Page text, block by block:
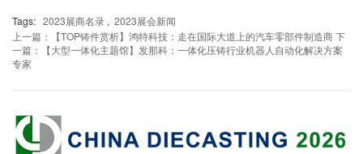
Tags: 2023展商名录 , 2023展会新闻
上一篇：【TOP铸件赏析】鸿特科技：走在国际大道上的汽车零部件制造商下
一篇：【大型一体化主题馆】发那科：一体化压铸行业机器人自动化解决方案
专家